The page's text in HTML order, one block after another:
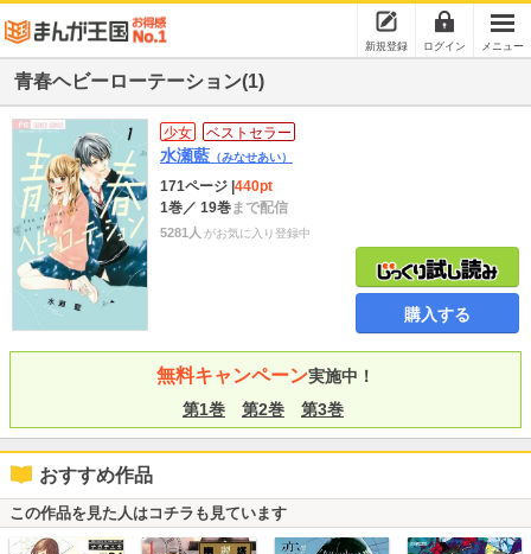
新規登録 ログイン メニュー
青春ヘビーローテーション(1)
少女 ベストセラー
水瀬藍 （みなせあい）
171ページ 440pt
1巻／ 19巻まで配信
5281人 がお気に入り登録中
購入する
無料キャンペーン実施中！
第1巻
第2巻 第3巻
おすすめ作品
この作品を見た人はコチラも見ています